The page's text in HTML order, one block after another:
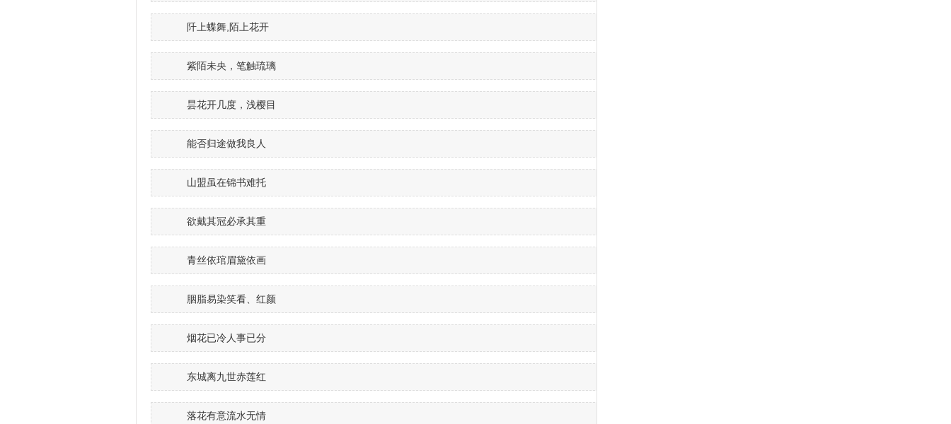
阡上蝶舞,陌上花开
紫陌未央，笔触琉璃
昙花开几度，浅樱目
能否归途做我良人
山盟虽在锦书难托
欲戴其冠必承其重
青丝依琯眉黛依画
胭脂易染笑看、红颜
烟花已冷人事已分
东城离九世赤莲红
落花有意流水无情